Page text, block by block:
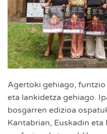
Agertoki gehiago,
eta lankidetza gehiago.
bosgarren edizioa
Kantabrian, Euskadin